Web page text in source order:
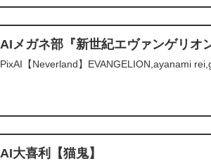
AIメガネ部『新世紀エヴァンゲリオ
PixAI【Neverland】EVANGELION,ayanami
AI大喜利【猫鬼】